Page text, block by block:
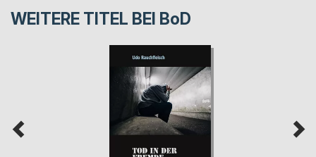
WEITERE TITEL BEI BoD